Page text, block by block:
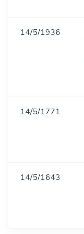
14/5/1936
14/5/1771
14/5/1643